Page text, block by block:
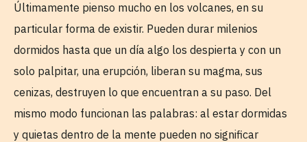
Últimamente pienso mucho en los volcanes, en su
particular forma de existir. Pueden durar milenios
dormidos hasta que un día algo los despierta y con un
solo palpitar, una erupción, liberan su magma, sus
cenizas, destruyen lo que encuentran a su paso. Del
mismo modo funcionan las palabras: al estar dormidas
y quietas dentro de la mente pueden no significar